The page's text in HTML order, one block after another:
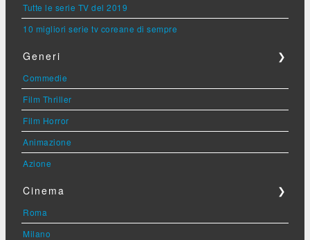
Tutte le serie TV del 2019
10 migliori serie tv coreane di sempre
Generi ❯
Commedie
Film Thriller
Film Horror
Animazione
Azione
Cinema ❯
Roma
Milano